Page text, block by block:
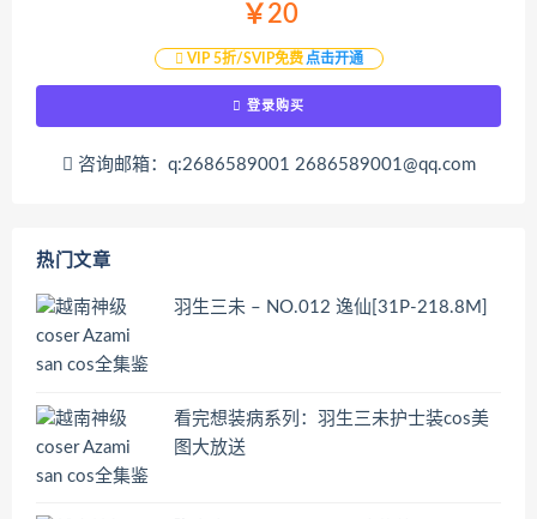
￥20
VIP 5折/SVIP免费 点击开通
登录购买
咨询邮箱：q:2686589001 2686589001@qq.com
热门文章
羽生三未 – NO.012 逸仙[31P-218.8M]
看完想装病系列：羽生三未护士装cos美
图大放送